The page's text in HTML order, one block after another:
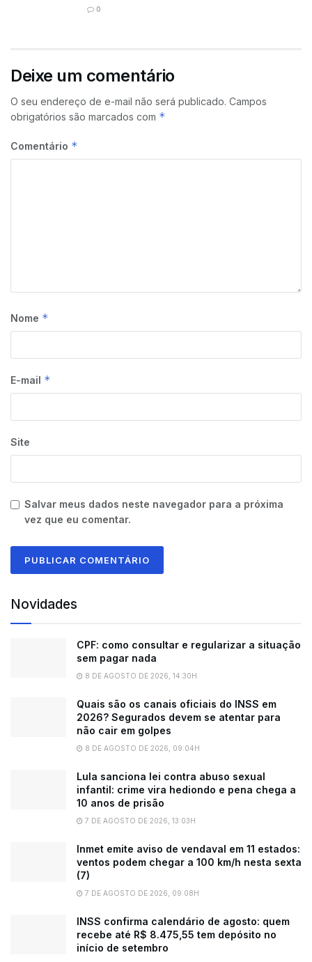
0
Deixe um comentário
O seu endereço de e-mail não será publicado. Campos
obrigatórios são marcados com *
Comentário *
Nome *
E-mail *
Site
Salvar meus dados neste navegador para a próxima
vez que eu comentar.
Novidades
CPF: como consultar e regularizar a situação
sem pagar nada
8 DE AGOSTO DE 2026, 14:30H
Quais são os canais oficiais do INSS em
2026? Segurados devem se atentar para
não cair em golpes
8 DE AGOSTO DE 2026, 09:04H
Lula sanciona lei contra abuso sexual
infantil: crime vira hediondo e pena chega a
10 anos de prisão
7 DE AGOSTO DE 2026, 13:03H
Inmet emite aviso de vendaval em 11 estados:
ventos podem chegar a 100 km/h nesta sexta
(7)
7 DE AGOSTO DE 2026, 09:08H
INSS confirma calendário de agosto: quem
recebe até R$ 8.475,55 tem depósito no
início de setembro